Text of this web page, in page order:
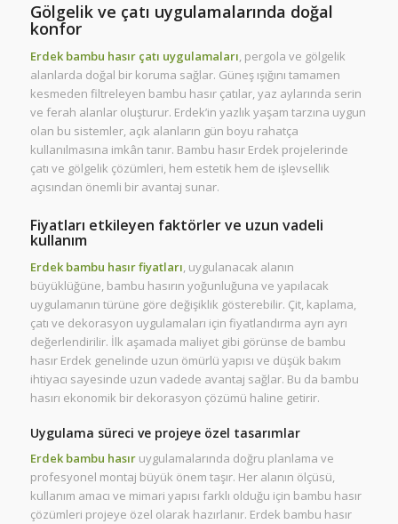
Gölgelik ve çatı uygulamalarında doğal
konfor
Erdek bambu hasır çatı uygulamaları, pergola ve gölgelik
alanlarda doğal bir koruma sağlar. Güneş ışığını tamamen
kesmeden filtreleyen bambu hasır çatılar, yaz aylarında serin
ve ferah alanlar oluşturur. Erdek’in yazlık yaşam tarzına uygun
olan bu sistemler, açık alanların gün boyu rahatça
kullanılmasına imkân tanır. Bambu hasır Erdek projelerinde
çatı ve gölgelik çözümleri, hem estetik hem de işlevsellik
açısından önemli bir avantaj sunar.
Fiyatları etkileyen faktörler ve uzun vadeli
kullanım
Erdek bambu hasır fiyatları, uygulanacak alanın
büyüklüğüne, bambu hasırın yoğunluğuna ve yapılacak
uygulamanın türüne göre değişiklik gösterebilir. Çit, kaplama,
çatı ve dekorasyon uygulamaları için fiyatlandırma ayrı ayrı
değerlendirilir. İlk aşamada maliyet gibi görünse de bambu
hasır Erdek genelinde uzun ömürlü yapısı ve düşük bakım
ihtiyacı sayesinde uzun vadede avantaj sağlar. Bu da bambu
hasırı ekonomik bir dekorasyon çözümü haline getirir.
Uygulama süreci ve projeye özel tasarımlar
Erdek bambu hasıruygulamalarında doğru planlama ve
profesyonel montaj büyük önem taşır. Her alanın ölçüsü,
kullanım amacı ve mimari yapısı farklı olduğu için bambu hasır
çözümleri projeye özel olarak hazırlanır. Erdek bambu hasır